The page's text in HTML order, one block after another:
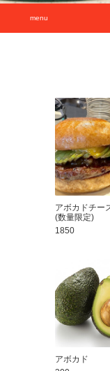
menu
アボカドチー
(数量限定)
1850
アボカド